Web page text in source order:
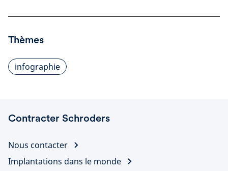
Thèmes
infographie
Contracter Schroders
Nous contacter
Implantations dans le monde